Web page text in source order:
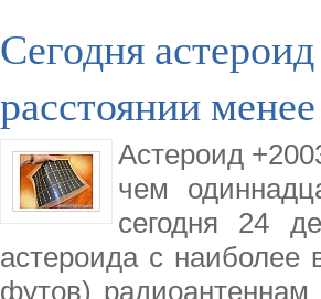
Сегодня
расстоянии
Астероид
чем
сегодня 24
астероида с
футов)